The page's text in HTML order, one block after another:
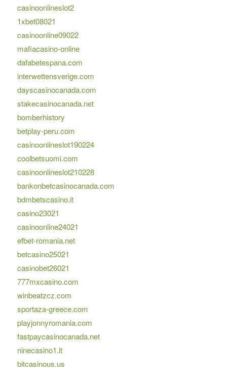
casinoonlineslot2
1xbet08021
casinoonline09022
mafiacasino-online
dafabetespana.com
interwettensverige.com
dayscasinocanada.com
stakecasinocanada.net
bomberhistory
betplay-peru.com
casinoonlineslot190224
coolbetsuomi.com
casinoonlineslot210228
bankonbetcasinocanada.com
bdmbetscasino.it
casino23021
casinoonline24021
efbet-romania.net
betcasino25021
casinobet26021
777mxcasino.com
winbeatzcz.com
sportaza-greece.com
playjonnyromania.com
fastpaycasinocanada.net
ninecasino1.it
bitcasinous.us